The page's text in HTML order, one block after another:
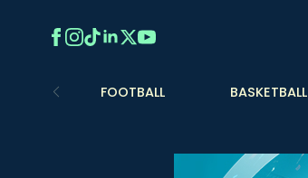
FOOTBALL BASKETBALL